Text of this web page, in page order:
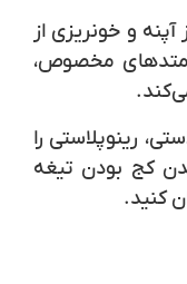
و خونریزی از
مخصوص،
رینوپلاستی را
کج بودن تیغه
کنید.